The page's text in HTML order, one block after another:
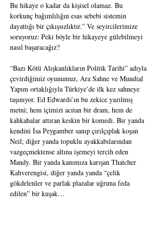
Bu hikaye o kadar da kişisel olamaz. Bu
korkunç bağımlılığın esas sebebi sistemin
dayattığı bir çıkışsızlıktır.” Ve seyircilerimize
soruyoruz: Peki böyle bir hikayeye gülebilmeyi
nasıl başaracağız?
“Bazı Kötü Alışkanlıkların Politik Tarihi” adıyla
çevirdiğimiz oyunumuz, Ara Sahne ve Mundial
Yapım ortaklığıyla Türkiye’de ilk kez sahneye
taşınıyor. Ed Edwards’ın bu zekice yazılmış
metni; hem içimizi acıtan bir dram, hem de
kahkahalar attıran keskin bir komedi. Bir yanda
kendini İsa Peygamber sanıp çırılçıplak koşan
Neil; diğer yanda topuklu ayakkabılarından
vazgeçmektense altına işemeyi tercih eden
Mandy. Bir yanda kanımıza karışan Thatcher
Kahverengisi, diğer yanda yanda “çelik
gökdelenler ve parlak plazalar uğruna feda
edilen” bir kuşak…